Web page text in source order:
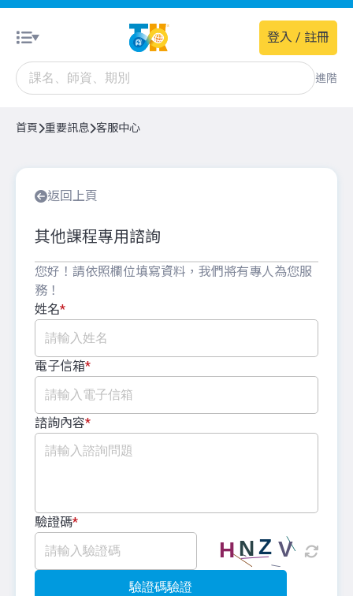
進階
登入 / 註冊
首頁 重要訊息 客服中心
返回上頁
其他課程專用諮詢
您好！請依照欄位填寫資料，我們將有專人為您服
務！
姓名*
電子信箱*
諮詢內容*
驗證碼*
驗證碼驗證